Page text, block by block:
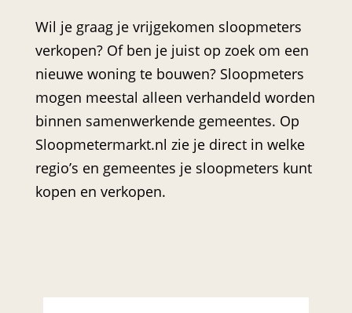
Wil je graag je vrijgekomen sloopmeters
verkopen? Of ben je juist op zoek om een
nieuwe woning te bouwen? Sloopmeters
mogen meestal alleen verhandeld worden
binnen samenwerkende gemeentes. Op
Sloopmetermarkt.nl zie je direct in welke
regio’s en gemeentes je sloopmeters kunt
kopen en verkopen.